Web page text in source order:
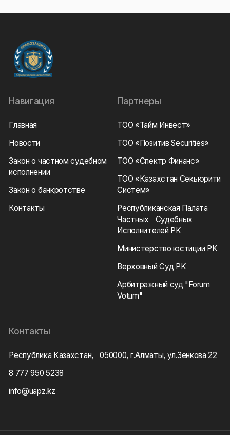
Навигация
Главная
Новости
Закон о частном судебном
исполнении
Закон о банкротстве
Контакты
Партнеры
ТОО «Тайм Инвест»
ТОО «Позитив Securities»
ТОО «Спектр Финанс»
ТОО «Казахстан Секьюрити
Систем»
Республиканская Палата
Частных Судебных
Исполнителей РK
Министерство юстиции РK
Верховный Суд РK
Арбитражный суд "Forum
Votum"
Контакты
Республика Казахстан, 050000, г.Алматы, ул.Зенкова 22
8 777 950 5238
info@uapz.kz